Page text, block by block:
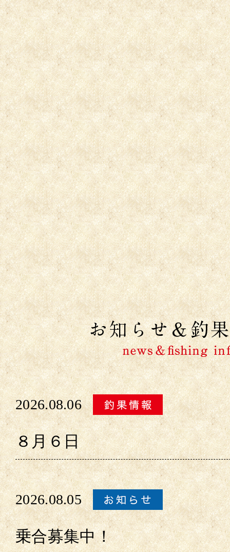
2026.08.06
８月６日
2026.08.05
乗合募集中！